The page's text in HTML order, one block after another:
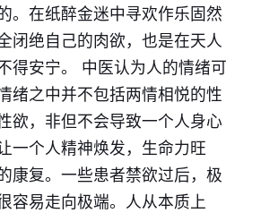
。在纸醉金迷中寻欢作乐固然
闭绝自己的肉欲，也是在天人
得安宁。 中医认为人的情绪可
绪之中并不包括两情相悦的性
欲，非但不会导致一个人身心
一个人精神焕发，生命力旺
康复。一些患者禁欲过后，极
容易走向极端。人从本质上